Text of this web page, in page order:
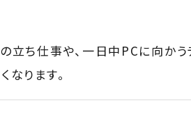
立ち仕事や、一日中PCに向か
ります。